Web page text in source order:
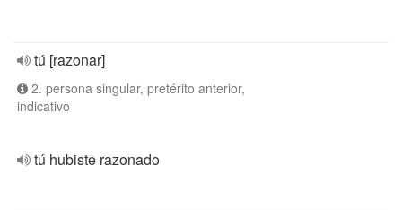
tú [razonar]
2. persona singular, pretérito anterior,
indicativo
tú hubiste razonado